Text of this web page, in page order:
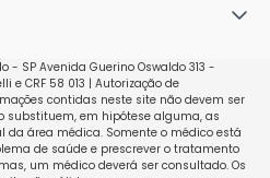
- SP Avenida Guerino Oswaldo 313 -
e CRF 58 013 | Autorização de
contidas neste site não devem ser
substituem, em hipótese alguma, as
da área médica. Somente o médico está
de saúde e prescrever o tratamento
um médico deverá ser consultado. Os